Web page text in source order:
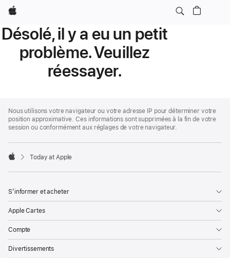
Apple
Désolé, il y a eu un petit
problème. Veuillez
réessayer.
Footer
Nous utilisons votre navigateur ou votre adresse IP pour déterminer votre
position approximative. Ces informations sont supprimées à la fin de votre
session ou conformément aux réglages de votre navigateur.
Today at Apple
S’informer et acheter
Apple Cartes
Compte
Divertissements